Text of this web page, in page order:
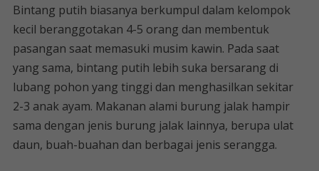
Bintang putih biasanya berkumpul dalam kelompok
kecil beranggotakan 4-5 orang dan membentuk
pasangan saat memasuki musim kawin. Pada saat
yang sama, bintang putih lebih suka bersarang di
lubang pohon yang tinggi dan menghasilkan sekitar
2-3 anak ayam. Makanan alami burung jalak hampir
sama dengan jenis burung jalak lainnya, berupa ulat
daun, buah-buahan dan berbagai jenis serangga.